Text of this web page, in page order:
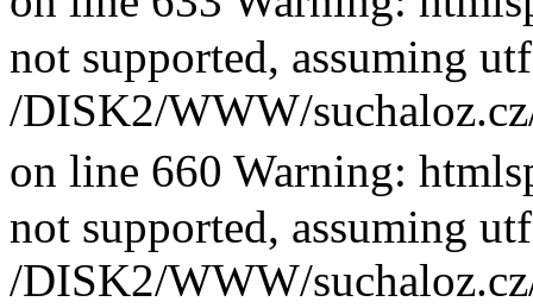
not supported, assuming
/DISK2/WWW/
on line 660 Warning:
not supported, assuming
/DISK2/WWW/